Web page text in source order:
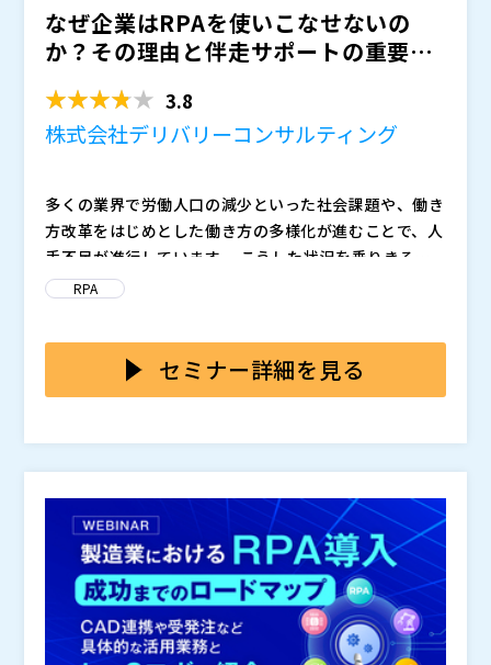
なぜ企業はRPAを使いこなせないの
か？その理由と伴走サポートの重要性
3.8
株式会社デリバリーコンサルティング
多くの業界で労働人口の減少といった社会課題や、働き
方改革をはじめとした働き方の多様化が進むことで、人
手不足が進行しています。 こうした状況を乗りきる手
段として、業務の自動化や効率化を検討する企業が増え
している企業も多いのではないでしょうか？ RPAに自
動化できる業務は任せ、担当者は取り組むべき業務に集
可能となるなど、大きなメリットが考えられます。
様々な課題を解決できる可能性を持ったRPAですが、市
が構築することで運用中のメンテナンスなどが難しくな
ってしまうものも存在します。 そうなると、現場で利
いと考えてしまい、結局使わなくなってしまう…といっ
た状況も散見されます。
本セミナーでは、このようなRPA導入や導入後の運用面
の課題を解決する「ipaSロボ」をご紹介いたします。 R
の構築やメンテナンス・カスタマイズが行えないといっ
た点が挙げられます。 「ipaSロボ」は、その課題を解
消するための以下の3つの特長を持っています。 ・Zoo
mを駆使した伴奏型のオンラインサポートを利用できる
・直観的な操作ができる画面構成 ・無料でオンライン
トレーニングを受けられる セミナーの中では、上記の
特長について詳しく解説させていただくとともに、導入
いただいている企業の最新事例もご紹介いたします。 R
PAをこれから導入しようとお考えの方、RPAを導入・
質疑応答タイムは、主催企業の登壇者がライブ配信にて
行います。
株式会社デリバリーコンサルティング（）
株式会社オープンソース活用研究所（） マジセミ株式
会社（） ※共催、協賛、協力、講演企業は将来的に追
加、削除される可能性があります。
RPA
セミナー詳細を見る